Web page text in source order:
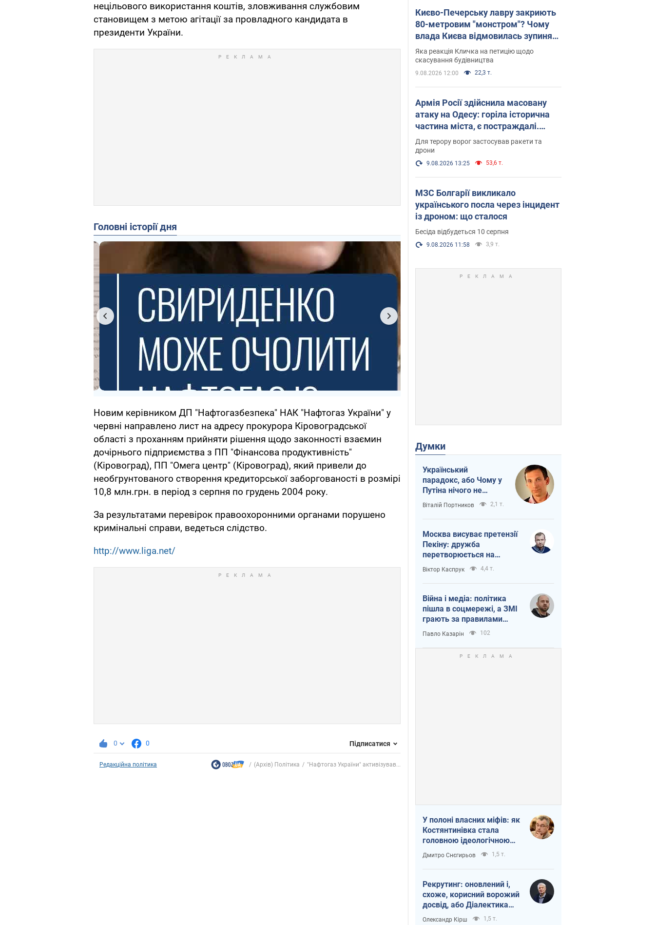
нецільового використання коштів, зловживання службовим
становищем з метою агітації за провладного кандидата в
президенти України.
Головні історії дня
Новим керівником ДП "Нафтогазбезпека" НАК "Нафтогаз України" у
червні направлено лист на адресу прокурора Кіровоградської
області з проханням прийняти рішення щодо законності взаємин
дочірнього підприємства з ПП "Фінансова продуктивність"
(Кіровоград), ПП "Омега центр" (Кіровоград), який привели до
необгрунтованого створення кредиторської заборгованості в розмірі
10,8 млн.грн. в період з серпня по грудень 2004 року.
За результатами перевірок правоохоронними органами порушено
кримінальні справи, ведеться слідство.
http://www.liga.net/
0 0 Підписатися
Редакційна політика (Архів) Політика "Нафтогаз України" активізував...
Києво-Печерську лавру закриють
80-метровим "монстром"? Чому
влада Києва відмовилась зупиняти
будівництво хмарочоса
"московського вірянина"
Яка реакція Кличка на петицію щодо
скасування будівництва
9.08.2026 12:00 22,3 т.
Армія Росії здійснила масовану
атаку на Одесу: горіла історична
частина міста, є постраждалі.
Фото та відео
Для терору ворог застосував ракети та
дрони
9.08.2026 13:25 53,6 т.
МЗС Болгарії викликало
українського посла через інцидент
із дроном: що сталося
Бесіда відбудеться 10 серпня
9.08.2026 11:58 3,9 т.
Думки
Український
парадокс, або Чому у
Путіна нічого не
вийшло з Україною
Віталій Портников 2,1 т.
Москва висуває претензії
Пекіну: дружба
перетворюється на
залежність Росії від
Китаю
Віктор Каспрук 4,4 т.
Війна і медіа: політика
пішла в соцмережі, а ЗМІ
грають за правилами
ютуб
Павло Казарін 102
У полоні власних міфів: як
Костянтинівка стала
головною ідеологічною
пасткою для російських
окупантів
Дмитро Снєгирьов 1,5 т.
Рекрутинг: оновлений і,
схоже, корисний ворожий
досвід, або Діалектика
вибагливого боягузтва
Олександр Кірш 1,5 т.